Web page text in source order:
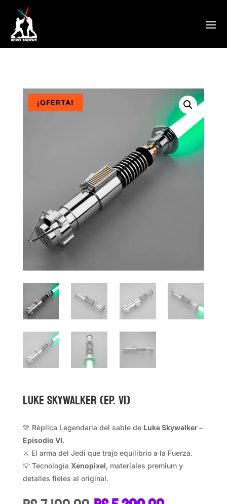
¡OFERTA!
LUKE SKYWALKER (EP. VI)
💚 Réplica Legendaria del sable de Luke Skywalker –
Episodio VI.
⚔️ El arma del Jedi que trajo equilibrio a la Fuerza.
💡 Tecnología Xenopixel, materiales premium y
detalles fieles al original.